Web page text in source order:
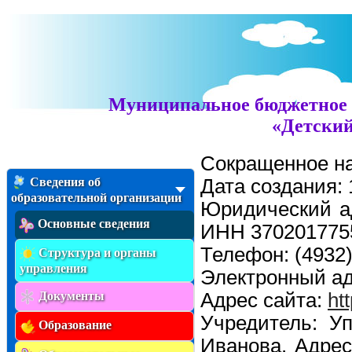
Муниципальное бюджетное
Сведения об
образовательной организации
Основные сведения
Структура и органы
управления
Документы
Образование
Сокращенное
Дата создания:
Юридический
ИНН
Телефон:
Электронный
Адрес сайта:
Учредитель:
Иванова.